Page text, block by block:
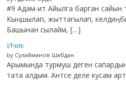
#9 Адам-ит Айылга барган сайын
Кыңшылап, жыттагылап,
Башынан сылайм, […]
Ичик
by Сулайманов Шабдан
Арымында турмуш деген
тата алдым. Антсе деле кусам